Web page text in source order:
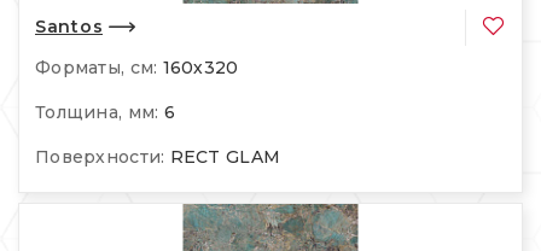
Santos
Форматы, см: 160х320
Толщина, мм: 6
Поверхности: RECT GLAM